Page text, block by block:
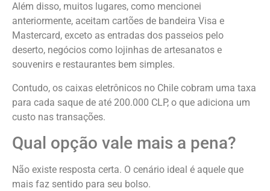
Além disso, muitos lugares, como mencionei
anteriormente, aceitam cartões de bandeira Visa e
Mastercard, exceto as entradas dos passeios pelo
deserto, negócios como lojinhas de artesanatos e
souvenirs e restaurantes bem simples.
Contudo, os caixas eletrônicos no Chile cobram uma taxa
para cada saque de até 200.000 CLP, o que adiciona um
custo nas transações.
Qual opção vale mais a pena?
Não existe resposta certa. O cenário ideal é aquele que
mais faz sentido para seu bolso.